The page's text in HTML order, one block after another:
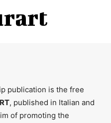
publication is the free
, published in Italian and
of promoting the